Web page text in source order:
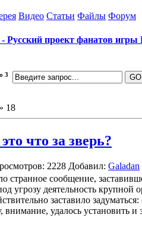
Видео Статьи Файлы Форум
Русский проект фанатов игры
3
» 18
что за зверь?
2228 Добавил: Galadan
странное сообщение,
угрозу деятельность
заставило
удалось установить и